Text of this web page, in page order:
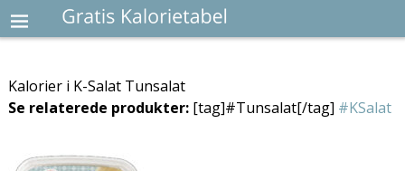
Kalorier i K-Salat Tunsalat
Se relaterede produkter:[tag]#Tunsalat[/tag] #KSalat